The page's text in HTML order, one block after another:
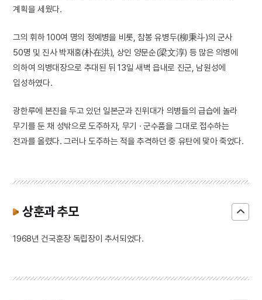
계획을 세웠다.
그의 휘하 100여 명의 정예병을 비롯, 참봉 유병두(柳秉斗)의 군사
50명 및 진사 박재홍(朴在洪), 상인 양문순(梁文淳) 등 많은 의병에
의하여 의병대장으로 추대된 뒤 13일 새벽 읍내로 진군, 남원성에
입성하였다.
광한루에 본진을 두고 있던 일본군과 진위대가 의병들의 급습에 놀라
무기를 둔 채 성밖으로 도주하자, 무기 · 군수품을 그대로 접수하는
전과를 올렸다. 그러나 도주하는 적을 추격하던 중 유탄에 맞아 죽었다.
상훈과 추모
1968년 건국훈장 독립장이 추서되었다.